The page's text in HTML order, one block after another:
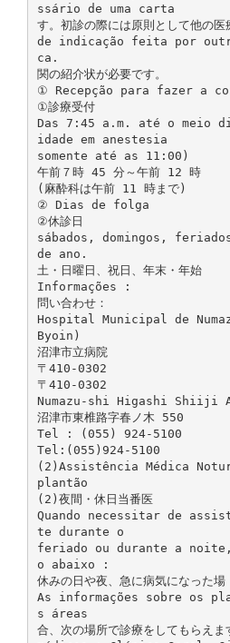
ssário de uma carta
す。初診の際には原則として他の医
de indicação feita por
ca.
関の紹介状が必要です。
① Recepção para fazer a
①診療受付
Das 7:45 a.m. até o meio
idade em anestesia
somente até as 11:00)
午前７時 45 分～午前 12 時
(麻酔科は午前 11 時まで)
② Dias de folga
②休診日
sábados, domingos,
de ano.
土・日曜日、祝日、年末・年始
Informações :
問い合わせ：
Hospital Municipal de
Byoin)
沼津市立病院
〒410‐0302
〒410‐0302
Numazu-shi Higashi Shiiji
沼津市東椎路字春ノ木 550
Tel : (055) 924-5100
Tel:(055)924-5100
(2)Assistência Médica
plantão
(2)夜間・休日当番医
Quando necessitar de
te durante o
feriado ou durante a
o abaixo :
休みの日や夜、急に病気になった場
As informações sobre os
s áreas
合、次の場所で診療をしてもらえま